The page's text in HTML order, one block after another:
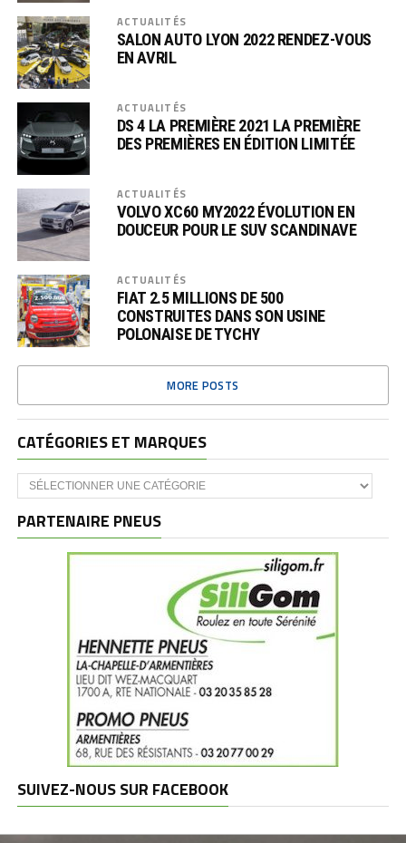
ACTUALITÉS
SALON AUTO LYON 2022 RENDEZ-VOUS
EN AVRIL
ACTUALITÉS
DS 4 LA PREMIÈRE 2021 LA PREMIÈRE
DES PREMIÈRES EN ÉDITION LIMITÉE
ACTUALITÉS
VOLVO XC60 MY2022 ÉVOLUTION EN
DOUCEUR POUR LE SUV SCANDINAVE
ACTUALITÉS
FIAT 2.5 MILLIONS DE 500
CONSTRUITES DANS SON USINE
POLONAISE DE TYCHY
MORE POSTS
CATÉGORIES ET MARQUES
Catégories
et
PARTENAIRE PNEUS
SUIVEZ-NOUS SUR FACEBOOK